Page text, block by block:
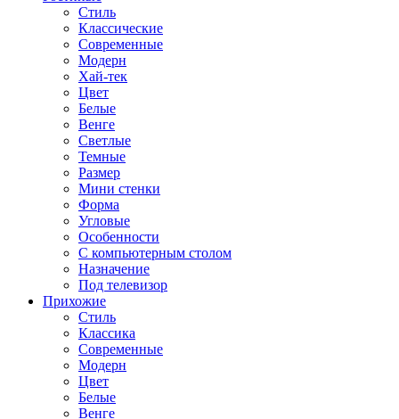
Стиль
Классические
Современные
Модерн
Хай-тек
Цвет
Белые
Венге
Светлые
Темные
Размер
Мини стенки
Форма
Угловые
Особенности
С компьютерным столом
Назначение
Под телевизор
Прихожие
Стиль
Классика
Современные
Модерн
Цвет
Белые
Венге